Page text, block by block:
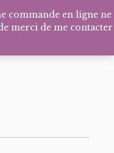
Facebook
Pinterest
Tél
commande en ligne ne
merci de me contacter